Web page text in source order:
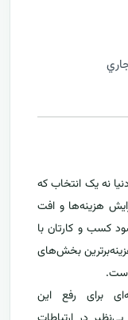
نه یک انتخاب که
هزینه‌ها و افت
کسب و کارتان با
بخش‌های
برای رفع این